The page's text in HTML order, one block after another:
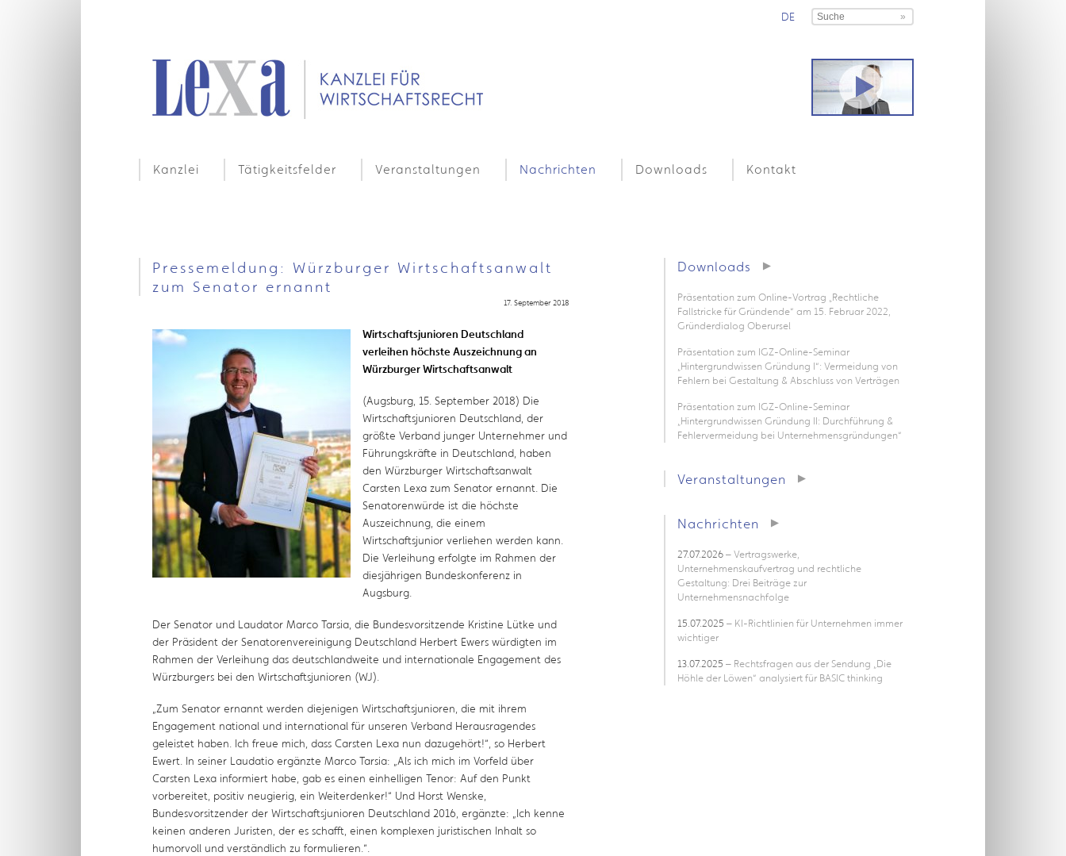
DE
Kanzlei Tätigkeitsfelder Veranstaltungen Nachrichten Downloads Kontakt
Pressemeldung: Würzburger Wirtschaftsanwalt
zum Senator ernannt
17. September 2018
Wirtschaftsjunioren Deutschland
verleihen höchste Auszeichnung an
Würzburger Wirtschaftsanwalt
(Augsburg, 15. September 2018) Die
Wirtschaftsjunioren Deutschland, der
größte Verband junger Unternehmer und
Führungskräfte in Deutschland, haben
den Würzburger Wirtschaftsanwalt
Carsten Lexa zum Senator ernannt. Die
Senatorenwürde ist die höchste
Auszeichnung, die einem
Wirtschaftsjunior verliehen werden kann.
Die Verleihung erfolgte im Rahmen der
diesjährigen Bundeskonferenz in
Augsburg.
Der Senator und Laudator Marco Tarsia, die Bundesvorsitzende Kristine Lütke und
der Präsident der Senatorenvereinigung Deutschland Herbert Ewers würdigten im
Rahmen der Verleihung das deutschlandweite und internationale Engagement des
Würzburgers bei den Wirtschaftsjunioren (WJ).
„Zum Senator ernannt werden diejenigen Wirtschaftsjunioren, die mit ihrem
Engagement national und international für unseren Verband Herausragendes
geleistet haben. Ich freue mich, dass Carsten Lexa nun dazugehört!“, so Herbert
Ewert. In seiner Laudatio ergänzte Marco Tarsia: „Als ich mich im Vorfeld über
Carsten Lexa informiert habe, gab es einen einhelligen Tenor: Auf den Punkt
vorbereitet, positiv neugierig, ein Weiterdenker!“ Und Horst Wenske,
Bundesvorsitzender der Wirtschaftsjunioren Deutschland 2016, ergänzte: „Ich kenne
keinen anderen Juristen, der es schafft, einen komplexen juristischen Inhalt so
humorvoll und verständlich zu formulieren.“.
Downloads
Präsentation zum Online-Vortrag „Rechtliche
Fallstricke für Gründende“ am 15. Februar 2022,
Gründerdialog Oberursel
Präsentation zum IGZ-Online-Seminar
„Hintergrundwissen Gründung I“: Vermeidung von
Fehlern bei Gestaltung & Abschluss von Verträgen
Präsentation zum IGZ-Online-Seminar
„Hintergrundwissen Gründung II: Durchführung &
Fehlervermeidung bei Unternehmensgründungen“
Veranstaltungen
Nachrichten
27.07.2026– Vertragswerke,
Unternehmenskaufvertrag und rechtliche
Gestaltung: Drei Beiträge zur
Unternehmensnachfolge
15.07.2025 – KI-Richtlinien für Unternehmen immer
wichtiger
13.07.2025 – Rechtsfragen aus der Sendung „Die
Höhle der Löwen“ analysiert für BASIC thinking